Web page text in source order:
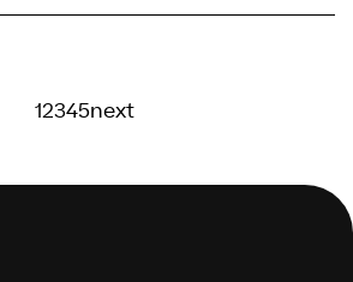
12345next